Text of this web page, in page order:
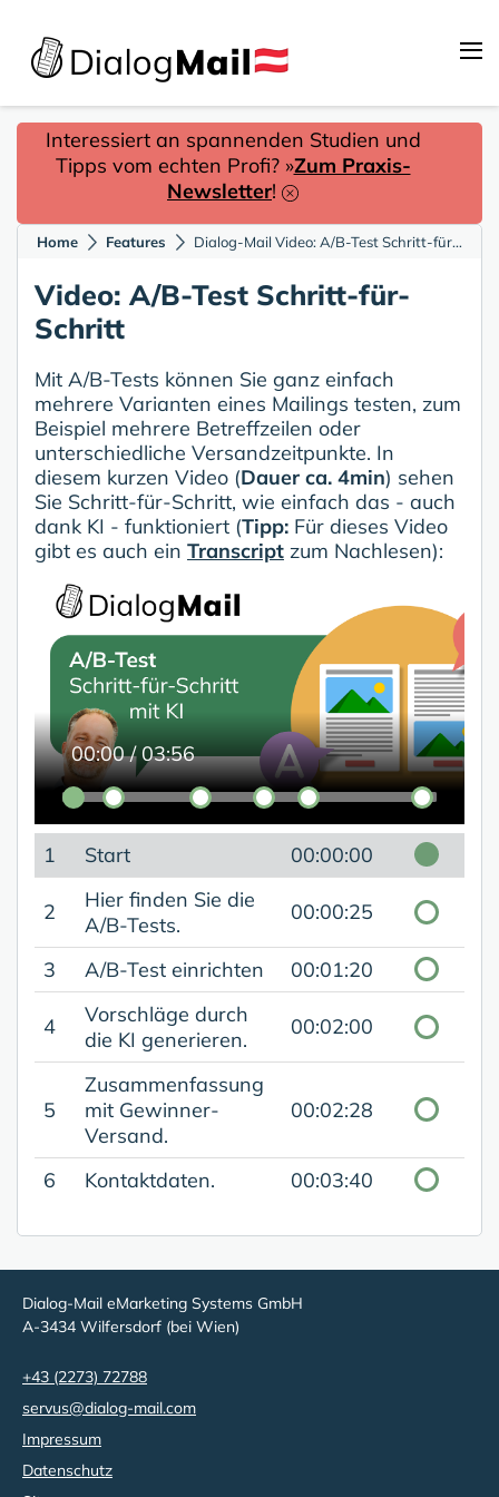
Interessiert an spannenden Studien und
Tipps vom echten Profi? »Zum Praxis-
Newsletter!
Home Features Dialog-Mail Video: A/B-Test Schritt-für-Schritt
Video: A/B-Test Schritt-für-
Schritt
Mit A/B-Tests können Sie ganz einfach
mehrere Varianten eines Mailings testen, zum
Beispiel mehrere Betreffzeilen oder
unterschiedliche Versandzeitpunkte. In
diesem kurzen Video (Dauer ca. 4min) sehen
Sie Schritt-für-Schritt, wie einfach das - auch
dank KI - funktioniert (Tipp: Für dieses Video
gibt es auch ein Transcript zum Nachlesen):
00:00 /03:56
1 Start 00:00:00
2
Hier finden Sie die
A/B-Tests.
00:00:25
3 A/B-Test einrichten 00:01:20
4
Vorschläge durch
die KI generieren.
00:02:00
5
Zusammenfassung
mit Gewinner-
Versand.
00:02:28
6 Kontaktdaten. 00:03:40
Dialog-Mail eMarketing Systems GmbH
A-3434 Wilfersdorf (bei Wien)
+43 (2273) 72788
servus@dialog-mail.com
Impressum
Datenschutz